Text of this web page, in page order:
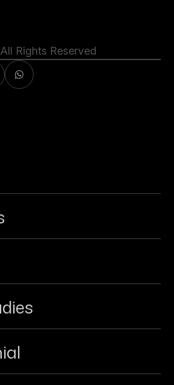
All Rights Reserved